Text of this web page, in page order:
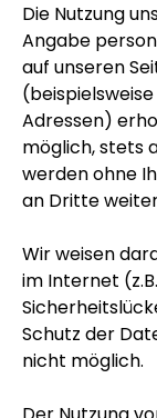
Die Nutzung
Angabe
auf unseren
Adressen)
möglich, stets
werden ohne
an Dritte
Wir weisen
im Internet
Schutz der
nicht möglich.